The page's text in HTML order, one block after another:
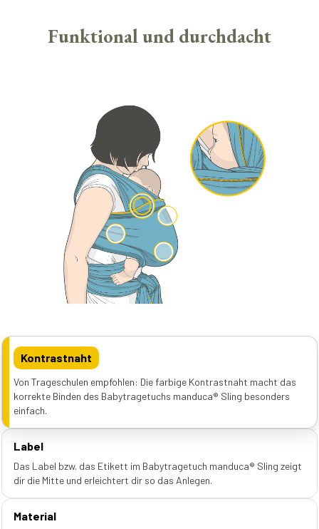
Funktional und durchdacht
Kontrastnaht
Von Trageschulen empfohlen: Die farbige Kontrastnaht macht das
korrekte Binden des Babytragetuchs manduca® Sling besonders
einfach.
Label
Das Label bzw. das Etikett im Babytragetuch manduca® Sling zeigt
dir die Mitte und erleichtert dir so das Anlegen.
Material